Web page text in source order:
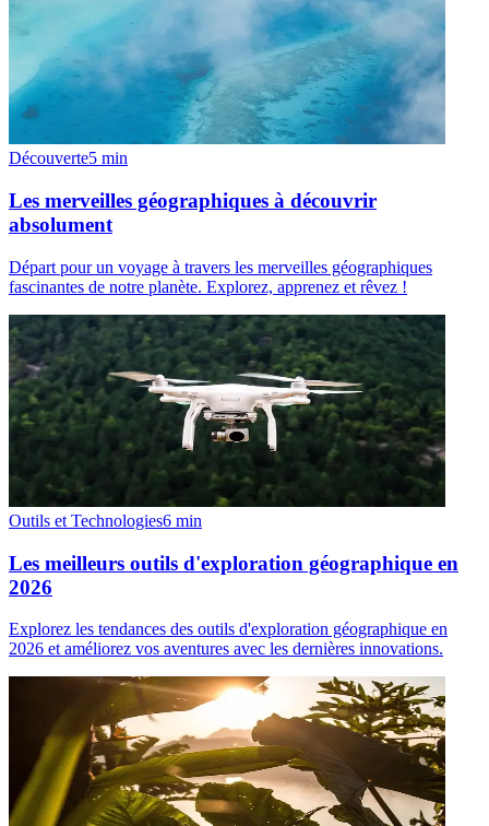
Découverte5 min
Les merveilles géographiques à découvrir
absolument
Départ pour un voyage à travers les merveilles géographiques
fascinantes de notre planète. Explorez, apprenez et rêvez !
Outils et Technologies6 min
Les meilleurs outils d'exploration géographique en
2026
Explorez les tendances des outils d'exploration géographique en
2026 et améliorez vos aventures avec les dernières innovations.